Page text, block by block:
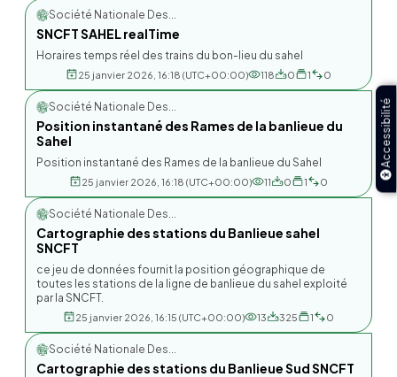
Accessibilité
Société Nationale Des...
SNCFT SAHEL realTime
Horaires temps réel des trains du bon-lieu du sahel
25 janvier 2026, 16:18 (UTC+00:00) 118 0 1 0
Société Nationale Des...
Position instantané des Rames de la banlieue du
Sahel
Position instantané des Rames de la banlieue du Sahel
25 janvier 2026, 16:18 (UTC+00:00) 11 0 1 0
Société Nationale Des...
Cartographie des stations du Banlieue sahel
SNCFT
ce jeu de données fournit la position géographique de
toutes les stations de la ligne de banlieue du sahel exploité
par la SNCFT.
25 janvier 2026, 16:15 (UTC+00:00) 13 325 1 0
Société Nationale Des...
Cartographie des stations du Banlieue Sud SNCFT